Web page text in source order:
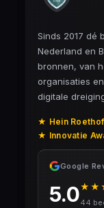
Sinds 2017 dé
Nederland en
bronnen, van
organisaties
digitale
★ Hein
★ Innovatie
Google
5.044